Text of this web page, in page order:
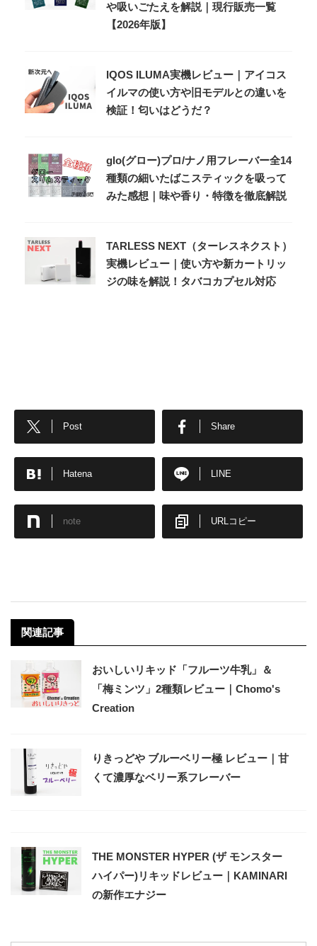
や吸いごたえを解説｜現行販売一覧
【2026年版】
IQOS ILUMA実機レビュー｜アイコス
イルマの使い方や旧モデルとの違いを
検証！匂いはどうだ？
glo(グロー)プロ/ナノ用フレーバー全14
種類の細いたばこスティックを吸って
みた感想｜味や香り・特徴を徹底解説
TARLESS NEXT（ターレスネクスト）
実機レビュー｜使い方や新カートリッ
ジの味を解説！タバコカプセル対応
Post Share
Hatena LINE
note URLコピー
関連記事
おいしいリキッド「フルーツ牛乳」＆
「梅ミンツ」2種類レビュー｜Chomo's
Creation
りきっどや ブルーベリー極 レビュー｜甘
くて濃厚なベリー系フレーバー
THE MONSTER HYPER (ザ モンスター
ハイパー)リキッドレビュー｜KAMINARI
の新作エナジー